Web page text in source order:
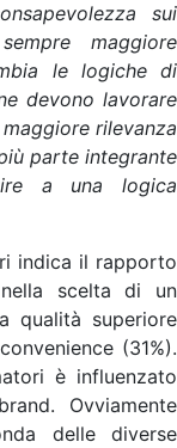
sui
maggiore
le logiche di
devono lavorare
rilevanza
parte integrante
a una logica
indica il rapporto
scelta di un
qualità superiore
(31%).
è influenzato
Ovviamente
delle diverse